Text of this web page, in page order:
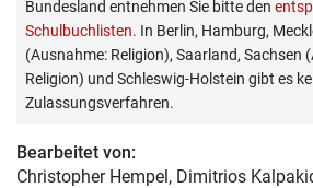
Bundesland entnehmen Sie bitte den
Schulbuchlisten. In Berlin, Hamburg,
(Ausnahme: Religion), Saarland, Sachsen
Religion) und Schleswig-Holstein gibt es
Zulassungsverfahren.
Bearbeitet von:
Christopher Hempel, Dimitrios